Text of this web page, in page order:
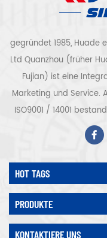
gegründet 1985, Huade
Ltd Quanzhou (früher
Fujian) ist eine
Marketing und Service.
ISO9001 / 14001
Qualitäts- und
ausrüstung
Spiraltyp,
vollständiger
Arten von
Unternehmen hat
HOT TAGS
PRODUKTE
KONTAKTIERE UNS